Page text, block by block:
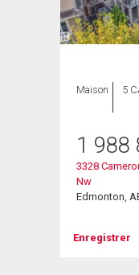
Maison
5
1 988
3328
Nw
Edmonton,
Enregistrer